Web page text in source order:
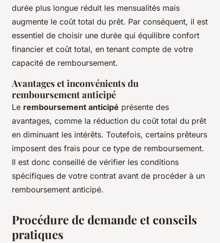
durée plus longue réduit les mensualités mais
augmente le coût total du prêt. Par conséquent, il est
essentiel de choisir une durée qui équilibre confort
financier et coût total, en tenant compte de votre
capacité de remboursement.
Avantages et inconvénients du
remboursement anticipé
Le remboursement anticipé présente des
avantages, comme la réduction du coût total du prêt
en diminuant les intérêts. Toutefois, certains prêteurs
imposent des frais pour ce type de remboursement.
Il est donc conseillé de vérifier les conditions
spécifiques de votre contrat avant de procéder à un
remboursement anticipé.
Procédure de demande et conseils
pratiques